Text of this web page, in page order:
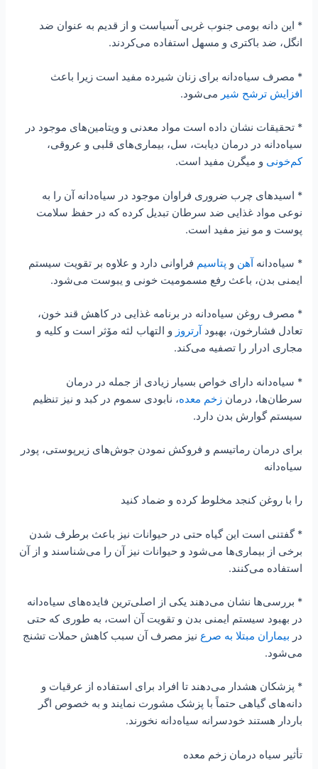
* این دانه بومی جنوب غربی آسیاست و از قدیم به عنوان ضد
انگل، ضد باکتری و مسهل استفاده می‌کردند.
* مصرف سیاه‌دانه برای زنان شیرده مفید است زیرا باعث
افزایش ترشح شیر می‌شود.
* تحقیقات نشان داده است مواد معدنی و ویتامین‌های موجود در
سیاه‌دانه در درمان دیابت، سل،‌ بیماری‌های قلبی و عروقی،
کم‌خونی و میگرن مفید است.
* اسیدهای چرب ضروری فراوان موجود در سیاه‌دانه آن را به
نوعی مواد غذایی ضد سرطان تبدیل کرده که در حفظ سلامت
پوست و مو نیز مفید است.
* سیاه‌دانه آهن و پتاسیم فراوانی دارد و علاوه بر تقویت سیستم
ایمنی بدن، باعث رفع مسمومیت خونی و یبوست می‌شود.
* مصرف روغن سیاه‌دانه در برنامه غذایی در کاهش قند خون،
تعادل فشارخون، بهبود آرتروز و التهاب لثه مۆثر است و کلیه و
مجاری ادرار را تصفیه می‌کند.
* سیاه‌دانه دارای خواص بسیار زیادی از جمله در درمان
سرطان‌ها، درمانزخم معده، نابودی سموم در کبد و نیز تنظیم
سیستم گوارش بدن دارد.
برای درمان رماتیسم و فروکش نمودن جوش‌های زیرپوستی، پودر
سیاه‌دانه
را با روغن کنجد مخلوط کرده و ضماد کنید
* گفتنی است این گیاه حتی در حیوانات نیز باعث برطرف شدن
برخی از بیماری‌ها می‌شود و حیوانات نیز آن را می‌شناسند و از آن
استفاده می‌کنند.
* بررسی‌ها نشان می‌دهند یکی از اصلی‌ترین فایده‌های سیاه‌دانه
در بهبود سیستم ایمنی بدن و تقویت آن است، به طوری که حتی
در بیماران مبتلا به صرع نیز مصرف آن سبب کاهش حملات تشنج
می‌شود.
* پزشکان هشدار می‌دهند تا افراد برای استفاده از عرقیات و
دانه‌های گیاهی حتماً با پزشک مشورت نمایند و به خصوص اگر
باردار هستند خودسرانه سیاه‌دانه نخورند.
تأثیر سیاه درمان زخم معده